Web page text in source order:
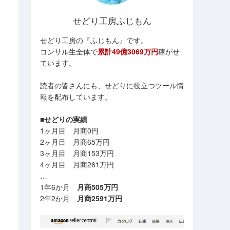
せどり工房ふじもん
せどり工房の『ふじもん』です。
コンサル生全体で累計49億3069万円稼がせ
ています。
読者の皆さんにも、せどりに役立つツール情
報を配布しています。
■せどりの実績
1ヶ月目 月商0円
2ヶ月目 月商65万円
3ヶ月目 月商153万円
4ヶ月目 月商261万円
…
1年6か月 月商505万円
2年2か月 月商2591万円